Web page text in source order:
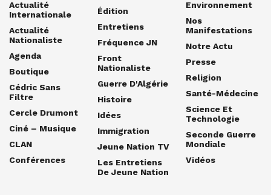
Actualité
Internationale
Actualité
Nationaliste
Agenda
Boutique
Cédric Sans
Filtre
Cercle Drumont
Ciné – Musique
CLAN
Conférences
Édition
Entretiens
Fréquence JN
Front
Nationaliste
Guerre D'Algérie
Histoire
Idées
Immigration
Jeune Nation TV
Les Entretiens
De Jeune Nation
Environnement
Nos
Manifestations
Notre Actu
Presse
Religion
Santé-Médecine
Science Et
Technologie
Seconde Guerre
Mondiale
Vidéos